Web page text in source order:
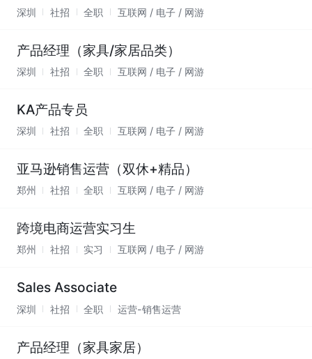
深圳 社招 全职 互联网 / 电子 / 网游
产品经理（家具/家居品类）
深圳 社招 全职 互联网 / 电子 / 网游
KA产品专员
深圳 社招 全职 互联网 / 电子 / 网游
亚马逊销售运营（双休+精品）
郑州 社招 全职 互联网 / 电子 / 网游
跨境电商运营实习生
郑州 社招 实习 互联网 / 电子 / 网游
Sales Associate
深圳 社招 全职 运营-销售运营
产品经理（家具家居）